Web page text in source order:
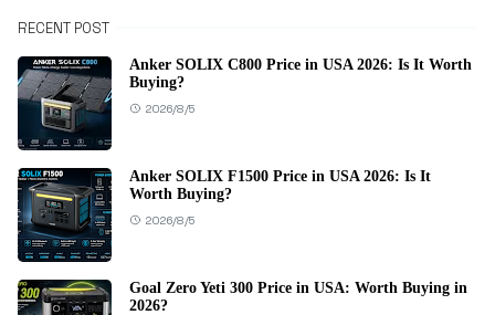
RECENT POST
Anker SOLIX C800 Price in USA 2026: Is It Worth
Buying?
2026/8/5
Anker SOLIX F1500 Price in USA 2026: Is It
Worth Buying?
2026/8/5
Goal Zero Yeti 300 Price in USA: Worth Buying in
2026?